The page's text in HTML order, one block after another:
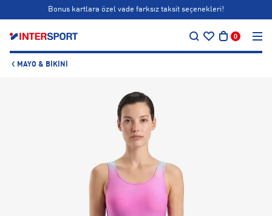
Siparişin 1-3 iş günü içerisinde kargoya teslim edilecektir.
Bonus kartlara özel vade farksız taksit seçenekleri!
Siparişin 1-3 iş günü içerisinde kargoya teslim edilecektir.
0
MAYO & BIKINI